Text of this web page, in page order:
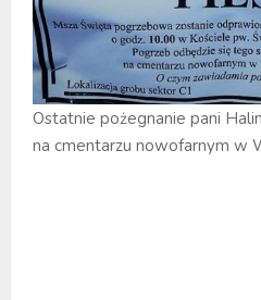
Ostatnie pożegnanie pani
na cmentarzu nowofarnym w